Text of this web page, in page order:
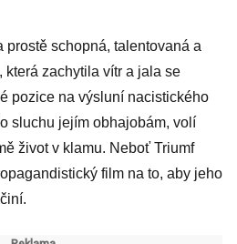
prostě schopná, talentovaná a
zachytila vítr a jala se
pozice na výsluní nacistického
sluchu jejím obhajobám, volí
život v klamu. Neboť Triumf
film na to, aby jeho